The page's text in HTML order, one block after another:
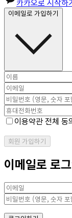
카카오로 시작하
이메일로 가입하기
이용약관 전체 동
회원 가입하기
이메일로 로